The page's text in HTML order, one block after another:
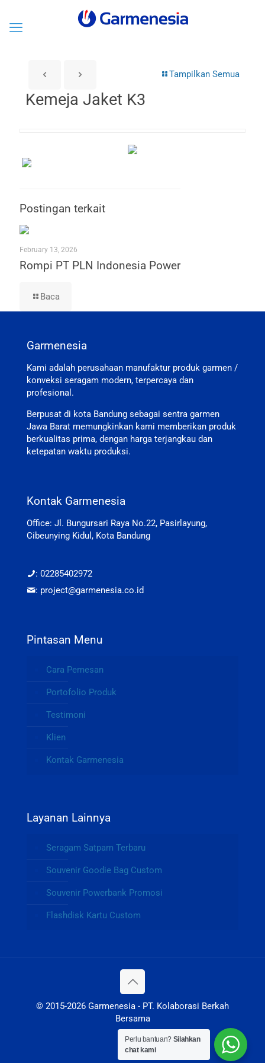
Tampilkan Semua
Kemeja Jaket K3
Postingan terkait
February 13, 2026
Rompi PT PLN Indonesia Power
Baca
Garmenesia
Kami adalah perusahaan manufaktur produk garmen /
konveksi seragam modern, terpercaya dan
profesional.
Berpusat di kota Bandung sebagai sentra garmen
Jawa Barat memungkinkan kami memberikan produk
berkualitas prima, dengan harga terjangkau dan
ketepatan waktu produksi.
Kontak Garmenesia
Office: Jl. Bungursari Raya No.22, Pasirlayung,
Cibeunying Kidul, Kota Bandung
: 02285402972
: project@garmenesia.co.id
Pintasan Menu
Cara Pemesan
Portofolio Produk
Testimoni
Klien
Kontak Garmenesia
Layanan Lainnya
Seragam Satpam Terbaru
Souvenir Goodie Bag Custom
Souvenir Powerbank Promosi
Flashdisk Kartu Custom
© 2015-2026 Garmenesia - PT. Kolaborasi Berkah
Bersama
Perlu bantuan? Silahkan
chat kami